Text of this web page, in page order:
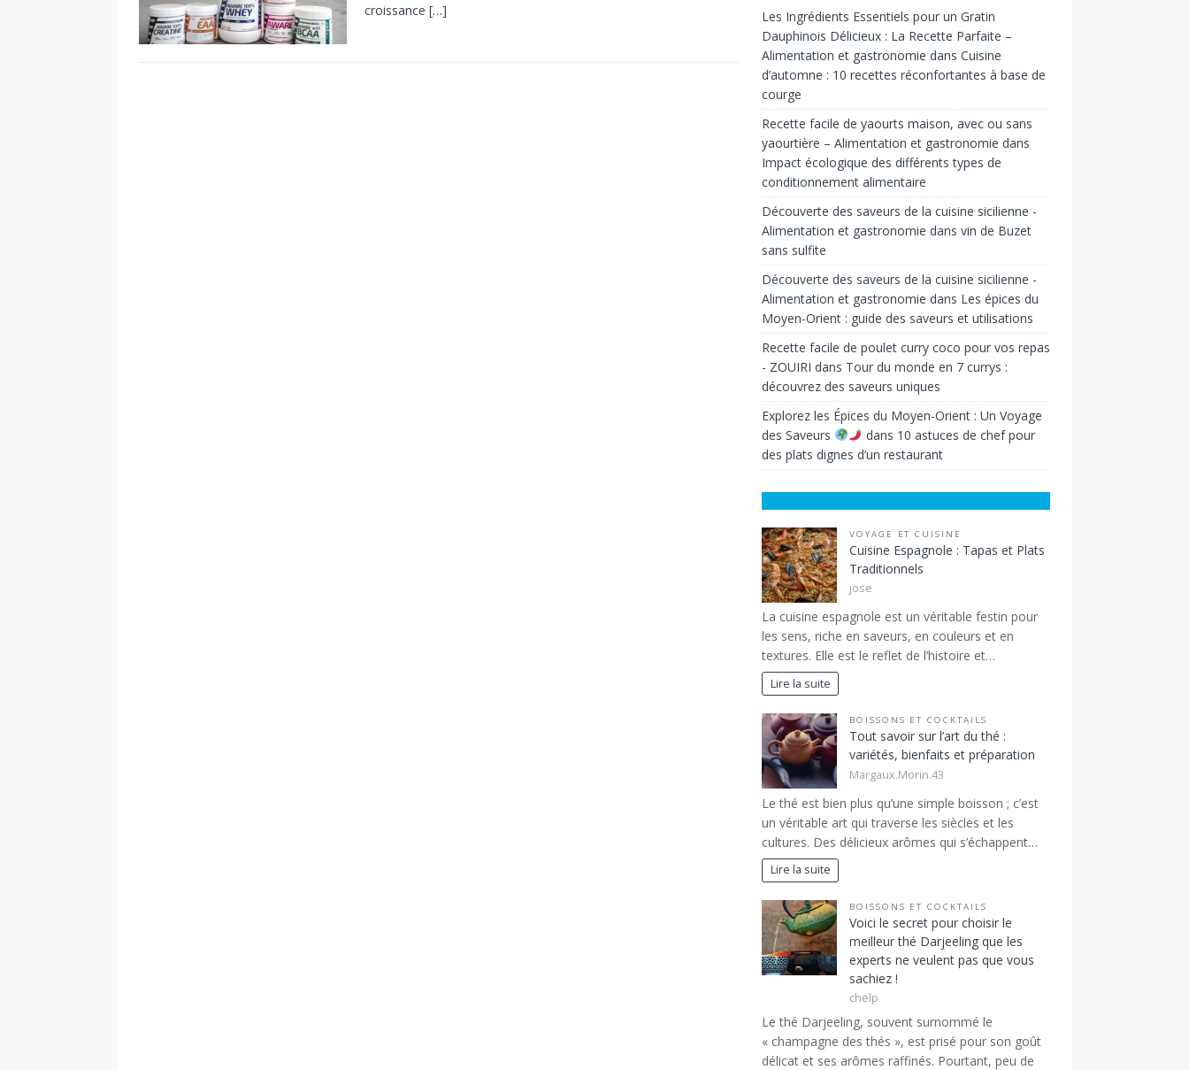
croissance […]
Les Ingrédients Essentiels pour un Gratin
Dauphinois Délicieux : La Recette Parfaite –
Alimentation et gastronomie dans Cuisine
d’automne : 10 recettes réconfortantes à base de
courge
Recette facile de yaourts maison, avec ou sans
yaourtière – Alimentation et gastronomie dans
Impact écologique des différents types de
conditionnement alimentaire
Découverte des saveurs de la cuisine sicilienne -
Alimentation et gastronomie dans vin de Buzet
sans sulfite
Découverte des saveurs de la cuisine sicilienne -
Alimentation et gastronomie dans Les épices du
Moyen-Orient : guide des saveurs et utilisations
Recette facile de poulet curry coco pour vos repas
- ZOUIRI dans Tour du monde en 7 currys :
découvrez des saveurs uniques
Explorez les Épices du Moyen-Orient : Un Voyage
des Saveurs
dans 10 astuces de chef pour
des plats dignes d’un restaurant
VOYAGE ET CUISINE
Cuisine Espagnole : Tapas et Plats
Traditionnels
jose
La cuisine espagnole est un véritable festin pour
les sens, riche en saveurs, en couleurs et en
textures. Elle est le reflet de l’histoire et…
Lire la suite
BOISSONS ET COCKTAILS
Tout savoir sur l’art du thé :
variétés, bienfaits et préparation
Margaux.Morin.43
Le thé est bien plus qu’une simple boisson ; c’est
un véritable art qui traverse les siècles et les
cultures. Des délicieux arômes qui s’échappent…
Lire la suite
BOISSONS ET COCKTAILS
Voici le secret pour choisir le
meilleur thé Darjeeling que les
experts ne veulent pas que vous
sachiez !
chelp
Le thé Darjeeling, souvent surnommé le
« champagne des thés », est prisé pour son goût
délicat et ses arômes raffinés. Pourtant, peu de